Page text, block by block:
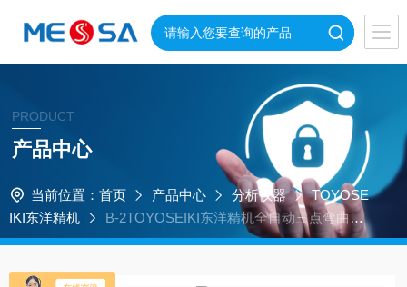
PRODUCT
产品中心
当前位置： 首页 产品中心 分析仪器
TOYOSE
IKI东洋精机
B-2TOYOSEIKI东洋精机全自动三点弯曲测
试仪